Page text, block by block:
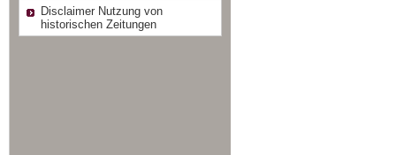
Disclaimer Nutzung von
historischen Zeitungen